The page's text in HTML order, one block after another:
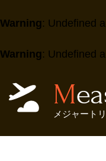
Warning: Undefined
Warning: Undefined
メジャート